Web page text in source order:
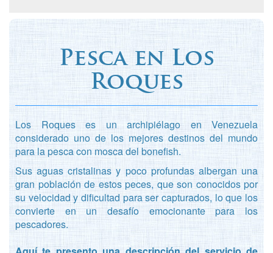
Pesca en Los
Roques
Los Roques es un archipiélago en Venezuela
considerado uno de los mejores destinos del mundo
para la pesca con mosca del bonefish.
Sus aguas cristalinas y poco profundas albergan una
gran población de estos peces, que son conocidos por
su velocidad y dificultad para ser capturados, lo que los
convierte en un desafío emocionante para los
pescadores.